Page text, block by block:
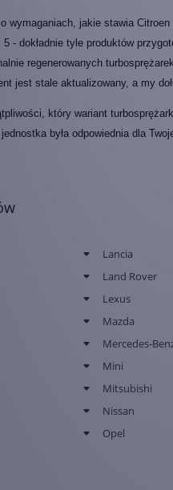
wymaganiach, jakie stawia
5 - dokładnie tyle produktów
regenerowanych
jest stale aktualizowany, a my
który wariant
była odpowiednia dla
Lancia
Land Rover
Lexus
Mazda
Mercedes-
Mini
Mitsubishi
Nissan
Opel